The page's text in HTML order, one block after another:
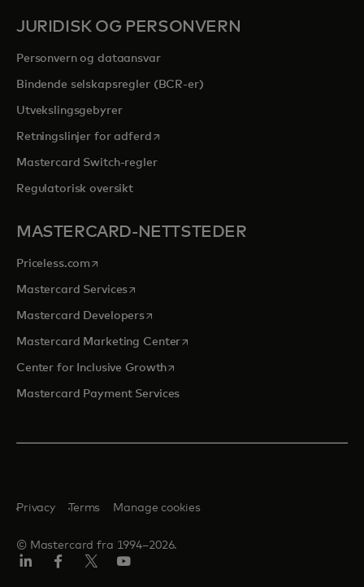
JURIDISK OG PERSONVERN
Personvern og dataansvar
Bindende selskapsregler (BCR-er)
Utvekslingsgebyrer
Retningslinjer for adferdopens in a new tab
Mastercard Switch-regler
Regulatorisk oversikt
MASTERCARD-NETTSTEDER
Priceless.com opens in a new tab
Mastercard Servicesopens in a new tab
Mastercard Developersopens in a new tab
Mastercard Marketing Centeropens in a new tab
Center for Inclusive Growthopens in a new tab
Mastercard Payment Services
© Mastercard fra 1994–2026.
Privacy Terms Manage cookies